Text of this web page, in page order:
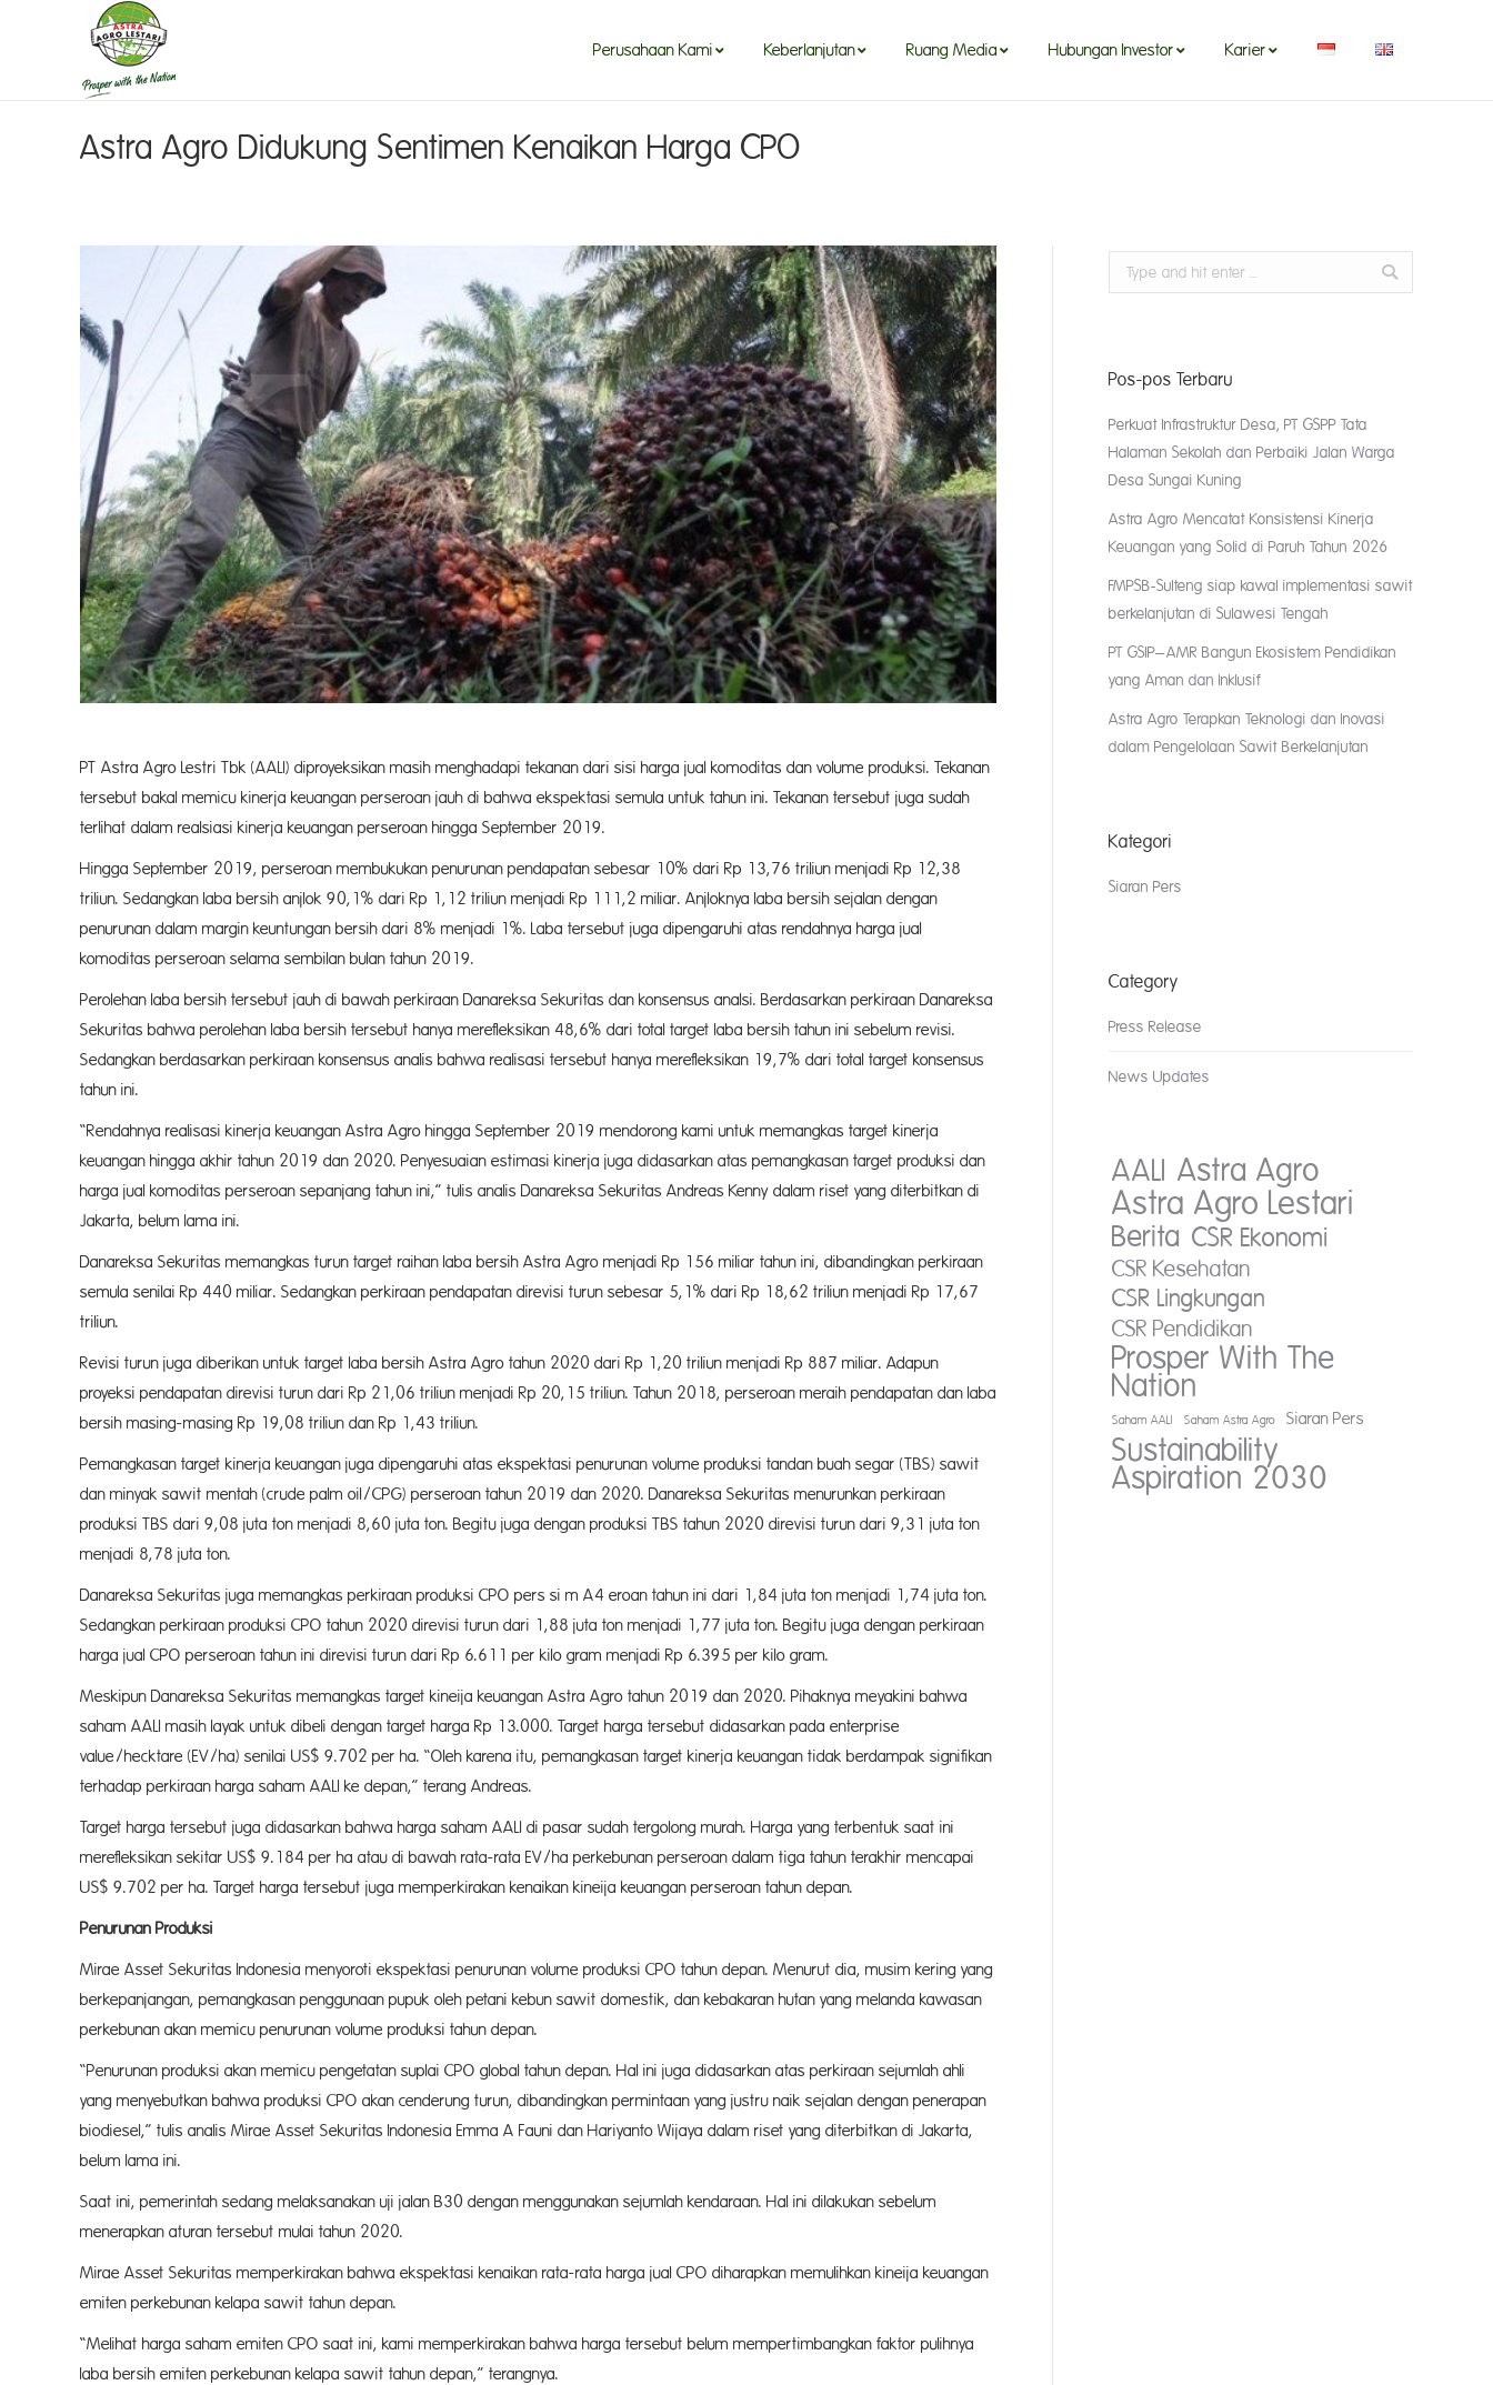
Perusahaan Kami Keberlanjutan Ruang Media Hubungan Investor Karier
Astra Agro Didukung Sentimen Kenaikan Harga CPO
PT Astra Agro Lestri Tbk (AALI) diproyeksikan masih menghadapi tekanan dari sisi harga jual komoditas dan volume produksi. Tekanan
tersebut bakal memicu kinerja keuangan perseroan jauh di bahwa ekspektasi semula untuk tahun ini. Tekanan tersebut juga sudah
terlihat dalam realsiasi kinerja keuangan perseroan hingga September 2019.
Hingga September 2019, perseroan membukukan penurunan pendapatan sebesar 10% dari Rp 13,76 triliun menjadi Rp 12,38
triliun. Sedangkan laba bersih anjlok 90,1% dari Rp 1,12 triliun menjadi Rp 111,2 miliar. Anjloknya laba bersih sejalan dengan
penurunan dalam margin keuntungan bersih dari 8% menjadi 1%. Laba tersebut juga dipengaruhi atas rendahnya harga jual
komoditas perseroan selama sembilan bulan tahun 2019.
Perolehan laba bersih tersebut jauh di bawah perkiraan Danareksa Sekuritas dan konsensus analsi. Berdasarkan perkiraan Danareksa
Sekuritas bahwa perolehan laba bersih tersebut hanya merefleksikan 48,6% dari total target laba bersih tahun ini sebelum revisi.
Sedangkan berdasarkan perkiraan konsensus analis bahwa realisasi tersebut hanya merefleksikan 19,7% dari total target konsensus
tahun ini.
“Rendahnya realisasi kinerja keuangan Astra Agro hingga September 2019 mendorong kami untuk memangkas target kinerja
keuangan hingga akhir tahun 2019 dan 2020. Penyesuaian estimasi kinerja juga didasarkan atas pemangkasan target produksi dan
harga jual komoditas perseroan sepanjang tahun ini,” tulis analis Danareksa Sekuritas Andreas Kenny dalam riset yang diterbitkan di
Jakarta, belum lama ini.
Danareksa Sekuritas memangkas turun target raihan laba bersih Astra Agro menjadi Rp 156 miliar tahun ini, dibandingkan perkiraan
semula senilai Rp 440 miliar. Sedangkan perkiraan pendapatan direvisi turun sebesar 5,1% dari Rp 18,62 triliun menjadi Rp 17,67
triliun.
Revisi turun juga diberikan untuk target laba bersih Astra Agro tahun 2020 dari Rp 1,20 triliun menjadi Rp 887 miliar. Adapun
proyeksi pendapatan direvisi turun dari Rp 21,06 triliun menjadi Rp 20,15 triliun. Tahun 2018, perseroan meraih pendapatan dan laba
bersih masing-masing Rp 19,08 triliun dan Rp 1,43 triliun.
Pemangkasan target kinerja keuangan juga dipengaruhi atas ekspektasi penurunan volume produksi tandan buah segar (TBS) sawit
dan minyak sawit mentah (crude palm oil/CPG) perseroan tahun 2019 dan 2020. Danareksa Sekuritas menurunkan perkiraan
produksi TBS dari 9,08 juta ton menjadi 8,60 juta ton. Begitu juga dengan produksi TBS tahun 2020 direvisi turun dari 9,31 juta ton
menjadi 8,78 juta ton.
Danareksa Sekuritas juga memangkas perkiraan produksi CPO pers si m A4 eroan tahun ini dari 1,84 juta ton menjadi 1,74 juta ton.
Sedangkan perkiraan produksi CPO tahun 2020 direvisi turun dari 1,88 juta ton menjadi 1,77 juta ton. Begitu juga dengan perkiraan
harga jual CPO perseroan tahun ini direvisi turun dari Rp 6.611 per kilo gram menjadi Rp 6.395 per kilo gram.
Meskipun Danareksa Sekuritas memangkas target kineija keuangan Astra Agro tahun 2019 dan 2020. Pihaknya meyakini bahwa
saham AALI masih layak untuk dibeli dengan target harga Rp 13.000. Target harga tersebut didasarkan pada enterprise
value/hecktare (EV/ha) senilai US$ 9.702 per ha. “Oleh karena itu, pemangkasan target kinerja keuangan tidak berdampak signifikan
terhadap perkiraan harga saham AALI ke depan,” terang Andreas.
Target harga tersebut juga didasarkan bahwa harga saham AALI di pasar sudah tergolong murah. Harga yang terbentuk saat ini
merefleksikan sekitar US$ 9.184 per ha atau di bawah rata-rata EV/ha perkebunan perseroan dalam tiga tahun terakhir mencapai
US$ 9.702 per ha. Target harga tersebut juga memperkirakan kenaikan kineija keuangan perseroan tahun depan.
Penurunan Produksi
Mirae Asset Sekuritas Indonesia menyoroti ekspektasi penurunan volume produksi CPO tahun depan. Menurut dia, musim kering yang
berkepanjangan, pemangkasan penggunaan pupuk oleh petani kebun sawit domestik, dan kebakaran hutan yang melanda kawasan
perkebunan akan memicu penurunan volume produksi tahun depan.
“Penurunan produksi akan memicu pengetatan suplai CPO global tahun depan. Hal ini juga didasarkan atas perkiraan sejumlah ahli
yang menyebutkan bahwa produksi CPO akan cenderung turun, dibandingkan permintaan yang justru naik sejalan dengan penerapan
biodiesel,” tulis analis Mirae Asset Sekuritas Indonesia Emma A Fauni dan Hariyanto Wijaya dalam riset yang diterbitkan di Jakarta,
belum lama ini.
Saat ini, pemerintah sedang melaksanakan uji jalan B30 dengan menggunakan sejumlah kendaraan. Hal ini dilakukan sebelum
menerapkan aturan tersebut mulai tahun 2020.
Mirae Asset Sekuritas memperkirakan bahwa ekspektasi kenaikan rata-rata harga jual CPO diharapkan memulihkan kineija keuangan
emiten perkebunan kelapa sawit tahun depan.
“Melihat harga saham emiten CPO saat ini, kami memperkirakan bahwa harga tersebut belum mempertimbangkan faktor pulihnya
laba bersih emiten perkebunan kelapa sawit tahun depan,” terangnya.
Search:
Pos-pos Terbaru
Perkuat Infrastruktur Desa, PT GSPP Tata
Halaman Sekolah dan Perbaiki Jalan Warga
Desa Sungai Kuning
Astra Agro Mencatat Konsistensi Kinerja
Keuangan yang Solid di Paruh Tahun 2026
FMPSB-Sulteng siap kawal implementasi sawit
berkelanjutan di Sulawesi Tengah
PT GSIP–AMR Bangun Ekosistem Pendidikan
yang Aman dan Inklusif
Astra Agro Terapkan Teknologi dan Inovasi
dalam Pengelolaan Sawit Berkelanjutan
Kategori
Siaran Pers
Category
Press Release
News Updates
AALI Astra Agro
Astra Agro Lestari
Berita CSR Ekonomi
CSR Kesehatan
CSR Lingkungan
CSR Pendidikan
Prosper With The
Nation
Saham AALI Saham Astra Agro Siaran Pers
Sustainability
Aspiration 2030